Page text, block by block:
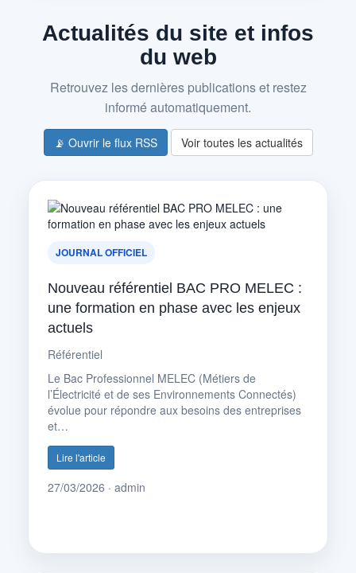
Actualités du site et infos
du web
Retrouvez les dernières publications et restez
informé automatiquement.
📡 Ouvrir le flux RSS Voir toutes les actualités
JOURNAL OFFICIEL
Nouveau référentiel BAC PRO MELEC :
une formation en phase avec les enjeux
actuels
Référentiel
Le Bac Professionnel MELEC (Métiers de
l’Électricité et de ses Environnements Connectés)
évolue pour répondre aux besoins des entreprises
et…
Lire l'article
27/03/2026 · admin